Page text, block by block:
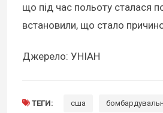
що під час польоту сталася
встановили, що стало
Джерело: УНІАН
ТЕГИ: сша